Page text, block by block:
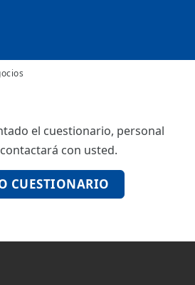
el cuestionario, personal
con usted.
CUESTIONARIO